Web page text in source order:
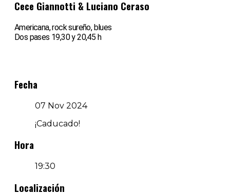
Cece Giannotti & Luciano Ceraso
Americana, rock sureño, blues
Dos pases 19,30 y 20,45 h
Fecha
07 Nov 2024
¡Caducado!
Hora
19:30
Localización